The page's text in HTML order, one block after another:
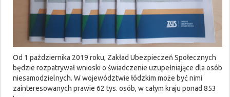
Od 1 października 2019 roku, Zakład Ubezpieczeń Społecznych
będzie rozpatrywał wnioski o świadczenie uzupełniające dla osób
niesamodzielnych. W województwie łódzkim może być nimi
zainteresowanych prawie 62 tys. osób, w całym kraju ponad 853